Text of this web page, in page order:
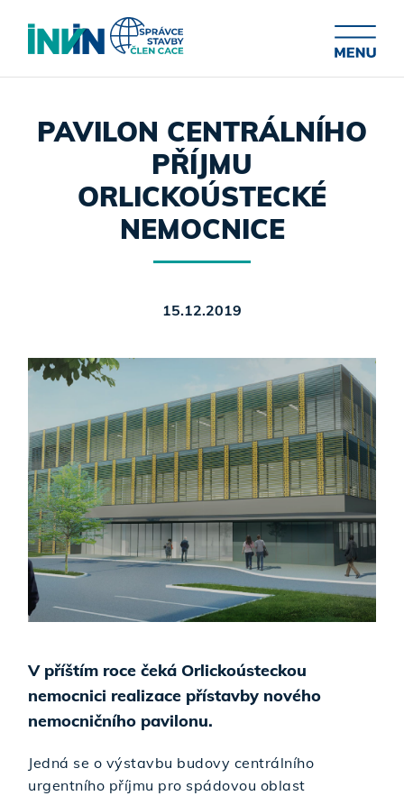
PAVILON CENTRÁLNÍHO
PŘÍJMU
ORLICKOÚSTECKÉ
NEMOCNICE
15.12.2019
V příštím roce čeká Orlickoústeckou
nemocnici realizace přístavby nového
nemocničního pavilonu.
Jedná se o výstavbu budovy centrálního
urgentního příjmu pro spádovou oblast